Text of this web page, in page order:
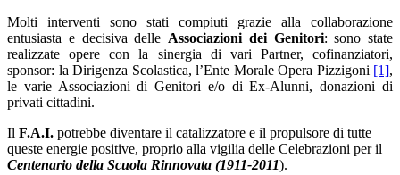
Molti interventi sono stati compiuti grazie alla collaborazione
entusiasta e decisiva delle Associazioni dei Genitori: sono state
realizzate opere con la sinergia di vari Partner, cofinanziatori,
sponsor: la Dirigenza Scolastica, l’Ente Morale Opera Pizzigoni [1],
le varie Associazioni di Genitori e/o di Ex-Alunni, donazioni di
privati cittadini.
Il F.A.I. potrebbe diventare il catalizzatore e il propulsore di tutte
queste energie positive, proprio alla vigilia delle Celebrazioni per il
Centenario della Scuola Rinnovata (1911-2011).